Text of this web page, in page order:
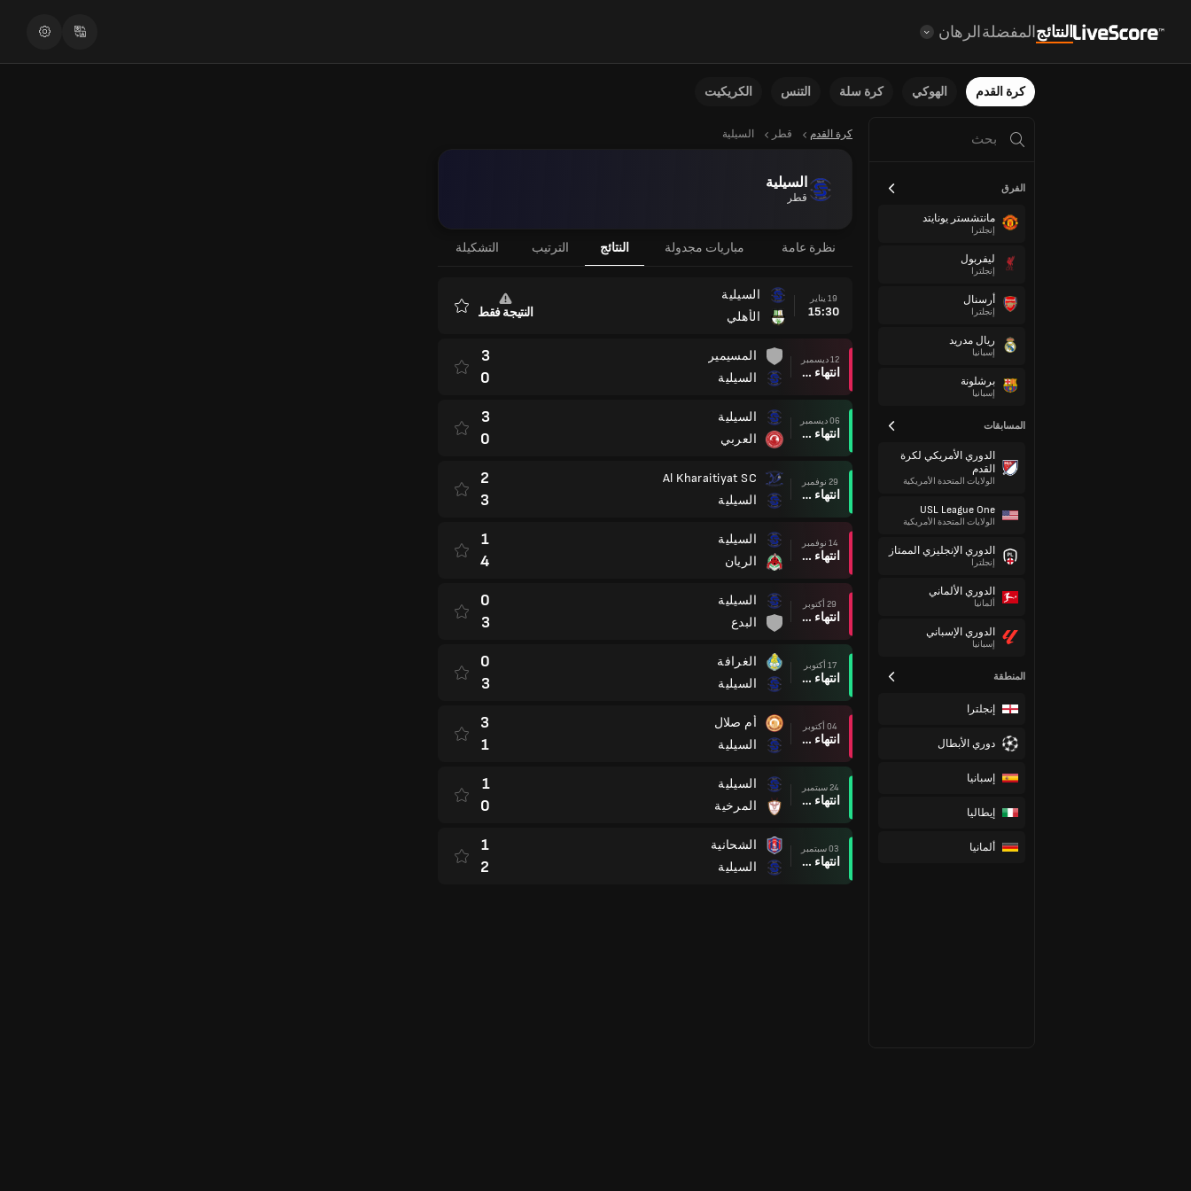
النتائجالمفضلةالرهان
كرة القدم الهوكي كرة سلة التنس الكريكيت
الفرق
مانتشستر يونايتد
إنجلترا
ليفربول
إنجلترا
أرسنال
إنجلترا
ريال مدريد
إسبانيا
برشلونة
إسبانيا
المسابقات
الدوري الأمريكي لكرة
القدم
الولايات المتحدة الأمريكية
USL League One
الولايات المتحدة الأمريكية
الدوري الإنجليزي الممتاز
إنجلترا
الدوري الألماني
ألمانيا
الدوري الإسباني
إسبانيا
المنطقة
إنجلترا
دوري الأبطال
إسبانيا
إيطاليا
ألمانيا
كرة القدم قطر السيلية
السيلية
قطر
نظرة عامة مباريات مجدولة النتائج الترتيب التشكيلة
19 يناير
15:30
السيلية
الأهلي
النتيجة فقط
12 ديسمبر
انتهاء وقت المباراة
المسيمير
السيلية
3
0
06 ديسمبر
انتهاء وقت المباراة
السيلية
العربي
3
0
29 نوفمبر
انتهاء وقت المباراة
Al Kharaitiyat SC
السيلية
2
3
14 نوفمبر
انتهاء وقت المباراة
السيلية
الريان
1
4
29 أكتوبر
انتهاء وقت المباراة
السيلية
البدع
0
3
17 أكتوبر
انتهاء وقت المباراة
الغرافة
السيلية
0
3
04 أكتوبر
انتهاء وقت المباراة
أم صلال
السيلية
3
1
24 سبتمبر
انتهاء وقت المباراة
السيلية
المرخية
1
0
03 سبتمبر
انتهاء وقت المباراة
الشحانية
السيلية
1
2